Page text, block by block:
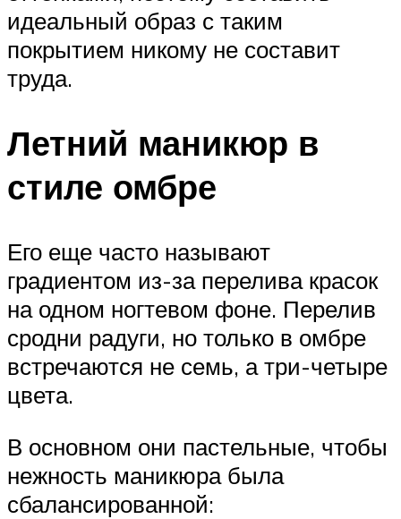
идеальный образ с таким
покрытием никому не составит
труда.
Летний маникюр в
стиле омбре
Его еще часто называют
градиентом из-за перелива красок
на одном ногтевом фоне. Перелив
сродни радуги, но только в омбре
встречаются не семь, а три-четыре
цвета.
В основном они пастельные, чтобы
нежность маникюра была
сбалансированной: